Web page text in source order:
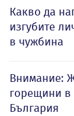
Какво да
изгубите
в чужбина
Внимание:
горещини в
България